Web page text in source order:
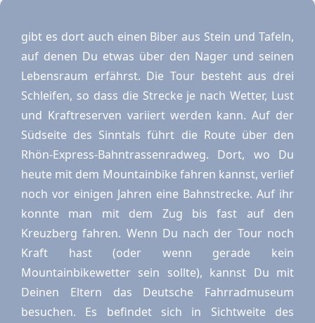
gibt es dort auch einen Biber aus Stein und Tafeln,
auf denen Du etwas über den Nager und seinen
Lebensraum erfährst. Die Tour besteht aus drei
Schleifen, so dass die Strecke je nach Wetter, Lust
und Kraftreserven variiert werden kann. Auf der
Südseite des Sinntals führt die Route über den
Rhön-Express-Bahntrassenradweg. Dort, wo Du
heute mit dem Mountainbike fahren kannst, verlief
noch vor einigen Jahren eine Bahnstrecke. Auf ihr
konnte man mit dem Zug bis fast auf den
Kreuzberg fahren. Wenn Du nach der Tour noch
Kraft hast (oder wenn gerade kein
Mountainbikewetter sein sollte), kannst Du mit
Deinen Eltern das Deutsche Fahrradmuseum
besuchen. Es befindet sich in Sichtweite des